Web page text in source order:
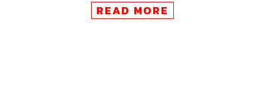
มาอาศัยอยู่ในเมือง โดยเฉพาะประเทศพัฒนาแล้ว อย่าง
READ MORE